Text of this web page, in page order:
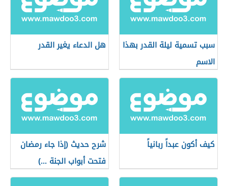
سبب تسمية ليلة القدر بهذا
الاسم
هل الدعاء يغير القدر
كيف أكون عبداً ربانياً
شرح حديث (إذا جاء رمضان
فتحت أبواب الجنة ...)